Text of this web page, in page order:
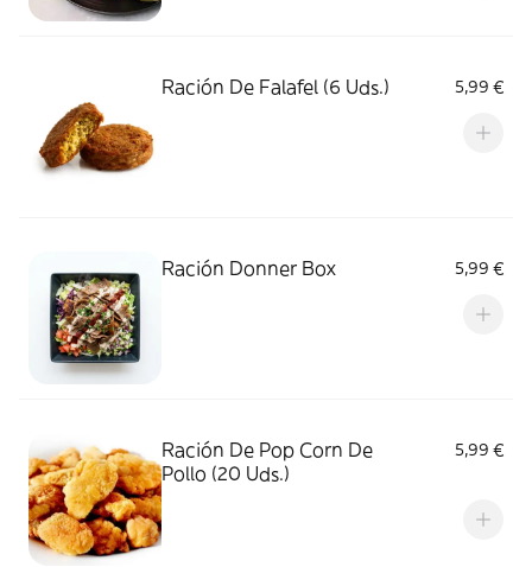
Ración De Falafel (6 Uds.) 5,99 €
Ración Donner Box 5,99 €
Ración De Pop Corn De
Pollo (20 Uds.)
5,99 €